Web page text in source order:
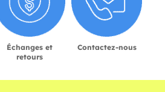
Échanges et
retours
Contactez-nous